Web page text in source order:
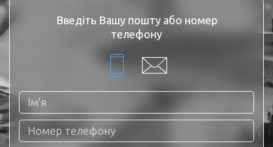
Введіть Вашу пошту або номер
телефону